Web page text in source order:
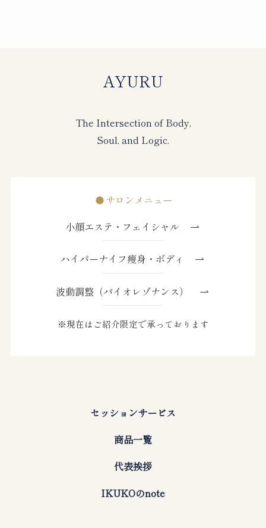
AYURU
The Intersection of Body,
Soul, and Logic.
サロンメニュー
小顔エステ・フェイシャル
ハイパーナイフ痩身・ボディ
波動調整（バイオレゾナンス）
※現在はご紹介限定で承っております
セッションサービス
商品一覧
代表挨拶
IKUKOのnote